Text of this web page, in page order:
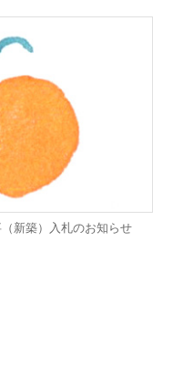
新築）入札のお知らせ